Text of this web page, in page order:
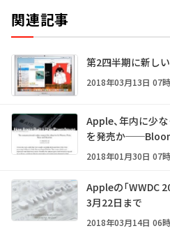
関連記事
第2四半期に新し
2018年03月13日 07
Apple、年内に少
を発売か
2018年01月30日 07
Appleの「WWDC
3月22日まで
2018年03月14日 06